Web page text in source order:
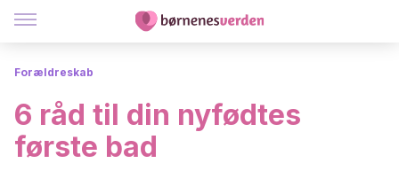
Forældreskab
6 råd til din nyfødtes
første bad